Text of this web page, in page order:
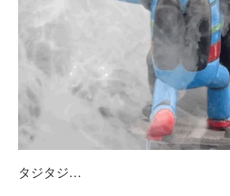
タジタジ…